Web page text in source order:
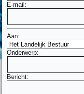
E-mail:
Aan:
Onderwerp:
Bericht: